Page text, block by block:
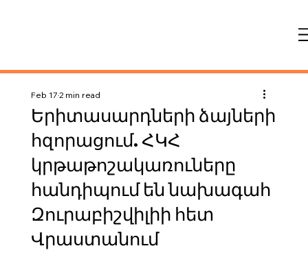
Երիտասարդների ձայների
հզորացում. ՀԿՀ
կրթաթոշակառուները
հանդիպում են նախագահ
Զուրաբիշվիլիի հետ
Վրաստանում
Feb 172 min read